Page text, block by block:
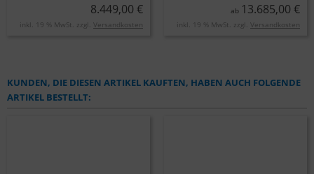
8.449,00 €
inkl. 19 % MwSt. zzgl. Versandkosten
ab 13.685,00 €
inkl. 19 % MwSt. zzgl. Versandkosten
KUNDEN, DIE DIESEN ARTIKEL KAUFTEN, HABEN AUCH FOLGENDE
ARTIKEL BESTELLT: